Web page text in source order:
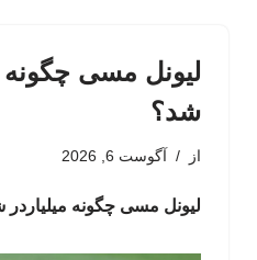
لیونل مسی چگونه
شد؟
از آگوست 6, 2026
لیونل مسی چگونه میلیاردر